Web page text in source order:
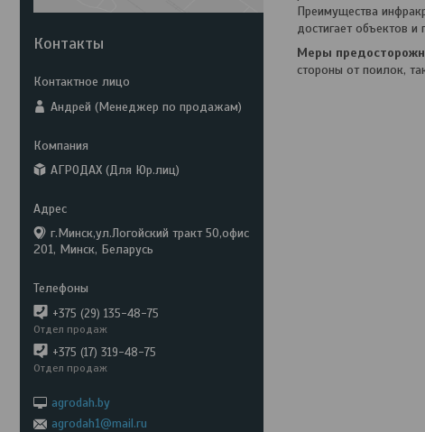
Преимущества
достигает объектов
Меры
стороны от поилок,
Контакты
Андрей (Менеджер по продажам)
АГРОДАХ (Для Юр.лиц)
г.Минск,ул.Логойский тракт 50,офис
201, Минск, Беларусь
+375 (29) 135-48-75
Отдел продаж
+375 (17) 319-48-75
Отдел продаж
agrodah.by
agrodah1@mail.ru